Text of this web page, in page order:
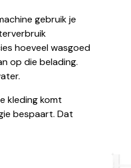
gebruik je
hoeveel wasgoed
op die belading.
kleding komt
bespaart. Dat